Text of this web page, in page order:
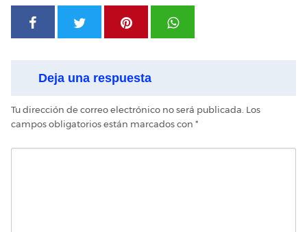
Deja una respuesta
Tu dirección de correo electrónico no será publicada. Los
campos obligatorios están marcados con *